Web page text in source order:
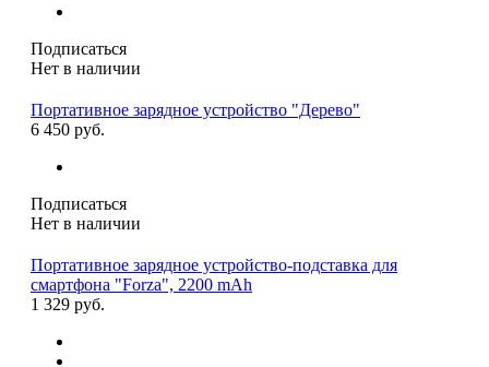
Подписаться
Нет в наличии
Портативное зарядное устройство "Дерево"
6 450 руб.
Подписаться
Нет в наличии
Портативное зарядное устройство-подставка для
смартфона "Forza", 2200 mAh
1 329 руб.